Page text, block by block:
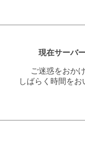
現在サーバ
ご迷惑をおか
しばらく時間を